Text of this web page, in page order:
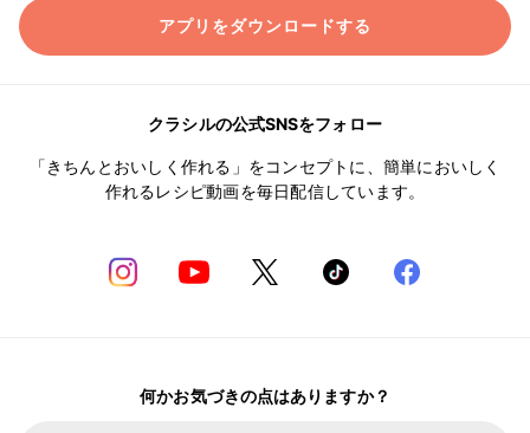
アプリをダウンロードする
クラシルの公式SNSをフォロー
「きちんとおいしく作れる」をコンセプトに、簡単においしく
作れるレシピ動画を毎日配信しています。
何かお気づきの点はありますか？